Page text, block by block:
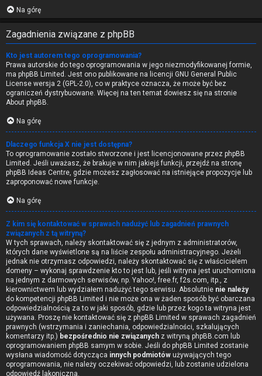
Na górę
Zagadnienia związane z phpBB
Kto jest autorem tego oprogramowania?
Prawa autorskie do tego oprogramowania w jego niezmodyfikowanej formie,
ma phpBB Limited . Jest ono publikowane na licencji GNU General Public
License wersja 2 (GPL-2.0), co w praktyce oznacza, że może być bez
ograniczeń dystrybuowane. Więcej na ten temat dowiesz się na stronie
About phpBB.
Na górę
Dlaczego funkcja X nie jest dostępna?
To oprogramowanie zostało stworzone i jest licencjonowane przez phpBB
Limited. Jeśli uważasz, że brakuje w nim jakiejś funkcji, przejdź na stronę
phpBB Ideas Centre, gdzie możesz zagłosować na istniejące propozycje lub
zaproponować nowe funkcje.
Na górę
Z kim się kontaktować w sprawach nadużyć lub zagadnień prawnych
związanych z tą witryną?
W tych sprawach, należy skontaktować się z jednym z administratorów,
których dane wyświetlone są na liście zespołu administracyjnego. Jeżeli
jednak nie otrzymasz odpowiedzi, należy skontaktować się z właścicielem
domeny – wykonaj sprawdzenie kto to jest lub, jeśli witryna jest uruchomiona
na jednym z darmowych serwisów, np. Yahoo!, free.fr, f2s.com, itp., z
kierownictwem lub wydziałem nadużyć tego serwisu. Absolutnie nie należy
do kompetencji phpBB Limited i nie może ona w żaden sposób być obarczana
odpowiedzialnością za to w jaki sposób, gdzie lub przez kogo ta witryna jest
używana. Proszę nie kontaktować się z phpBB Limited w sprawach zagadnień
prawnych (wstrzymania i zaniechania, odpowiedzialności, szkalujących
komentarzy itp.) bezpośrednio nie związanych z witryną phpBB.com lub
oprogramowaniem phpBB samym w sobie. Jeśli do phpBB Limited zostanie
wysłana wiadomość dotycząca innych podmiotów używających tego
oprogramowania, nie należy oczekiwać odpowiedzi, lub zostanie udzielona
odpowiedź lakoniczna.